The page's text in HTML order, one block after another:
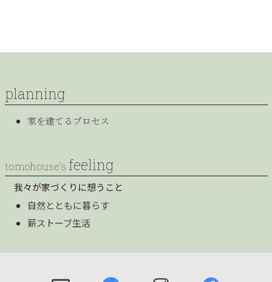
planning
家を建てるプロセス
tomohouse’s feeling
我々が家づくりに想うこと
自然とともに暮らす
薪ストーブ生活